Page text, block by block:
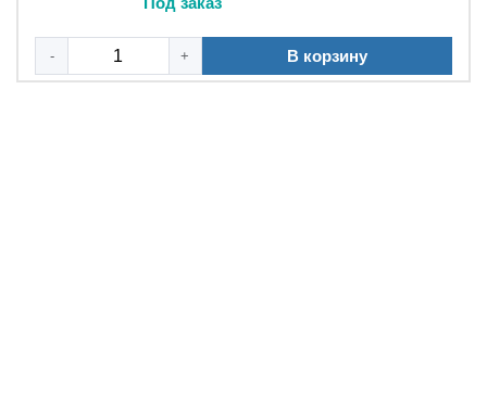
- + В корзину